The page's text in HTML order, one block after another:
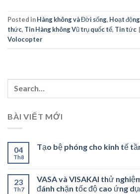
Posted inHàng không và Đời sống, Hoạt
thức, Tin Hàng không Vũ trụ quốc tế, Tin tức |
Volocopter
BÀI VIẾT MỚI
04
Th8
Tạo bệ phóng cho kinh tế
23
Th7
VASA và VISAKAI thử
đánh chặn tốc độ cao ứng